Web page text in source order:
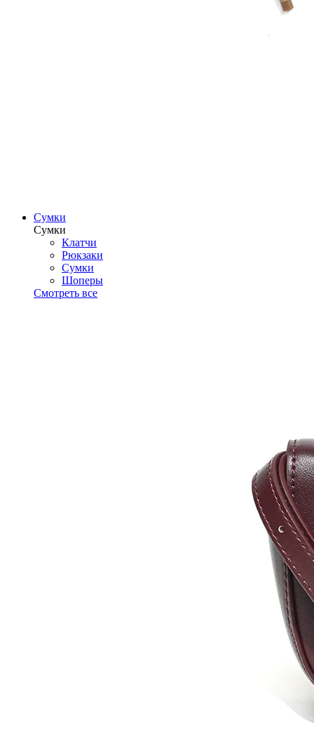
Сумки
Сумки
Клатчи
Рюкзаки
Сумки
Шоперы
Смотреть все